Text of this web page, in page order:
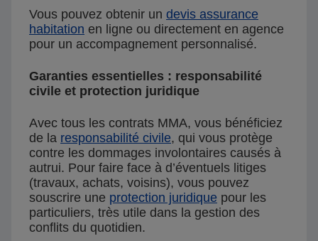
Vous pouvez obtenir un devis assurance
habitation en ligne ou directement en agence
pour un accompagnement personnalisé.
Garanties essentielles : responsabilité
civile et protection juridique
Avec tous les contrats MMA, vous bénéficiez
de la responsabilité civile, qui vous protège
contre les dommages involontaires causés à
autrui. Pour faire face à d’éventuels litiges
(travaux, achats, voisins), vous pouvez
souscrire une protection juridique pour les
particuliers, très utile dans la gestion des
conflits du quotidien.